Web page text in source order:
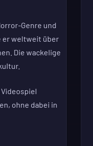
Genre und
er weltweit über
Die wackelige
ohne dabei in